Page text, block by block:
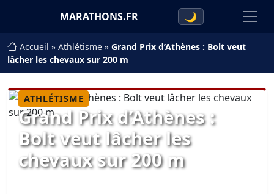
MARATHONS.FR 🌙
Accueil » Athlétisme » Grand Prix d’Athènes : Bolt veut
lâcher les chevaux sur 200 m
ATHLÉTISME
Grand Prix d’Athènes :
Bolt veut lâcher les
chevaux sur 200 m